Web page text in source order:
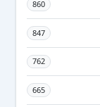
860
847
762
665